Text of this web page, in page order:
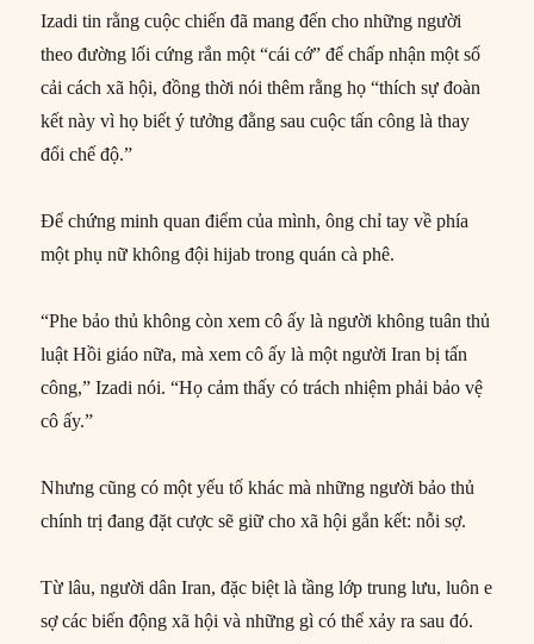
Izadi tin rằng cuộc chiến đã mang đến cho những người
theo đường lối cứng rắn một “cái cớ” để chấp nhận một số
cải cách xã hội, đồng thời nói thêm rằng họ “thích sự đoàn
kết này vì họ biết ý tưởng đằng sau cuộc tấn công là thay
đổi chế độ.”
Để chứng minh quan điểm của mình, ông chỉ tay về phía
một phụ nữ không đội hijab trong quán cà phê.
“Phe bảo thủ không còn xem cô ấy là người không tuân thủ
luật Hồi giáo nữa, mà xem cô ấy là một người Iran bị tấn
công,” Izadi nói. “Họ cảm thấy có trách nhiệm phải bảo vệ
cô ấy.”
Nhưng cũng có một yếu tố khác mà những người bảo thủ
chính trị đang đặt cược sẽ giữ cho xã hội gắn kết: nỗi sợ.
Từ lâu, người dân Iran, đặc biệt là tầng lớp trung lưu, luôn e
sợ các biến động xã hội và những gì có thể xảy ra sau đó.